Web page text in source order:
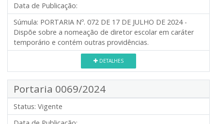
Data de Publicação:
Súmula: PORTARIA Nº. 072 DE 17 DE JULHO DE 2024 -
Dispõe sobre a nomeação de diretor escolar em caráter
temporário e contém outras providências.
DETALHES
Portaria 0069/2024
Status: Vigente